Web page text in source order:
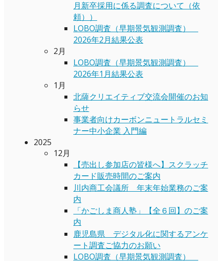
月新卒採用に係る調査について（依
頼））
LOBO調査（早期景気観測調査）
2026年2月結果公表
2月
LOBO調査（早期景気観測調査）
2026年1月結果公表
1月
北薩クリエイティブ交流会開催のお知
らせ
事業者向けカーボンニュートラルセミ
ナー中小企業 入門編
2025
12月
【売出し参加店の皆様へ】スクラッチ
カード販売時間のご案内
川内商工会議所 年末年始業務のご案
内
「かごしま商人塾」【全６回】のご案
内
鹿児島県 デジタル化に関するアンケ
ート調査ご協力のお願い
LOBO調査（早期景気観測調査）